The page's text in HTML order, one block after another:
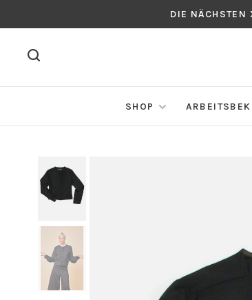
DIE NÄCHSTEN
SHOP